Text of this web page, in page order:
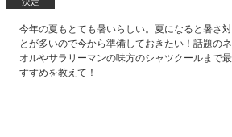
今年の夏もとても暑いらしい。夏になると暑さ
とが多いので今から準備しておきたい！話題の
オルやサラリーマンの味方のシャツクールまで
すすめを教えて！